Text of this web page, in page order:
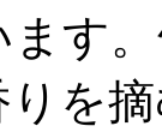
す
を